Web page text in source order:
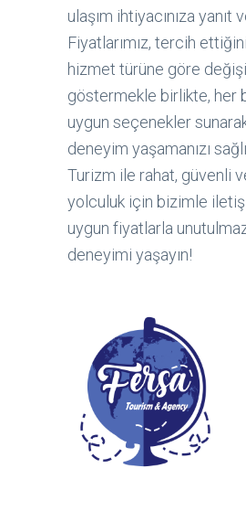
ulaşım ihtiyacınıza yanıt
Fiyatlarımız, tercih
hizmet türüne göre
göstermekle birlikte, her
uygun seçenekler
deneyim yaşamanızı
Turizm ile rahat, güvenli
yolculuk için bizimle
uygun fiyatlarla
deneyimi yaşayın!